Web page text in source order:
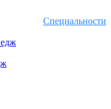
Специальности